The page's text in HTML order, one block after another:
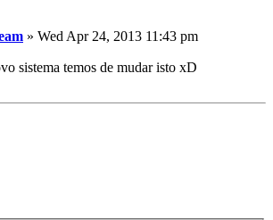
» Wed Apr 24, 2013 11:43 pm
sistema temos de mudar isto xD